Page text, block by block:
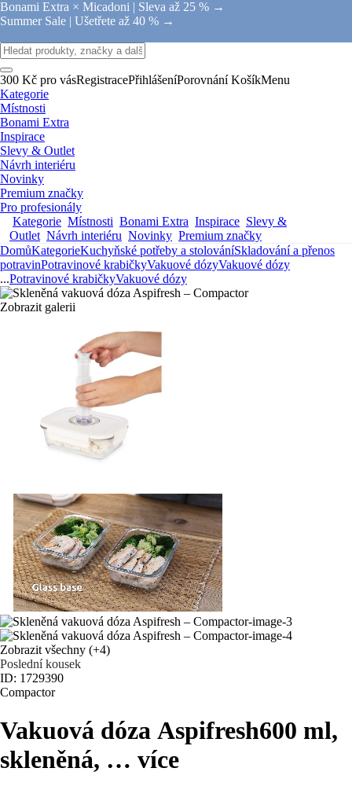
Bonami Extra × Micadoni | Sleva až 25 % →
Summer Sale | Ušetřete až 40 % →
300 Kč pro vásRegistracePřihlášeníPorovnání KošíkMenu
Kategorie
Místnosti
Bonami Extra
Inspirace
Slevy & Outlet
Návrh interiéru
Novinky
Premium značky
Pro profesionály
Kategorie Místnosti Bonami Extra Inspirace Slevy &
Outlet Návrh interiéru Novinky Premium značky
DomůKategorieKuchyňské potřeby a stolováníSkladování a přenos
potravinPotravinové krabičkyVakuové dózyVakuové dózy
...Potravinové krabičkyVakuové dózy
Zobrazit galerii
Zobrazit všechny (+4)
Poslední kousek
ID: 1729390
Compactor
Vakuová dóza Aspifresh600 ml,
skleněná, … více